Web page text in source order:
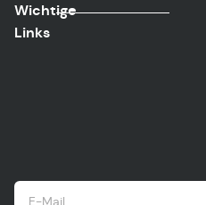
Wichtige
Links